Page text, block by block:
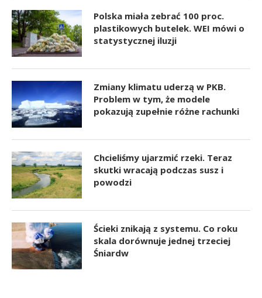
Polska miała zebrać 100 proc.
plastikowych butelek. WEI mówi o
statystycznej iluzji
Zmiany klimatu uderzą w PKB.
Problem w tym, że modele
pokazują zupełnie różne rachunki
Chcieliśmy ujarzmić rzeki. Teraz
skutki wracają podczas susz i
powodzi
Ścieki znikają z systemu. Co roku
skala dorównuje jednej trzeciej
Śniardw